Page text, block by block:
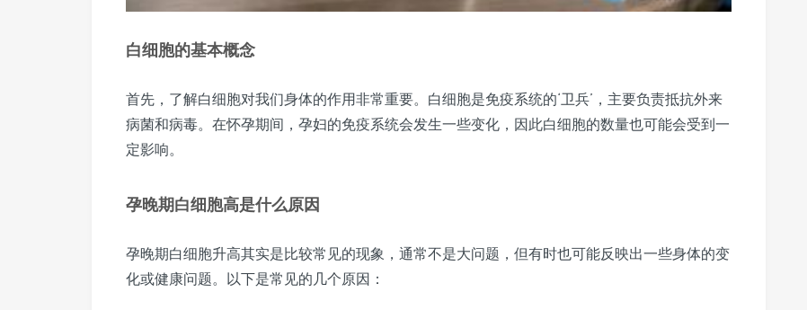
白细胞的基本概念
首先，了解白细胞对我们身体的作用非常重要。白细胞是免疫系统的‘卫兵’，主要负责抵抗外来
病菌和病毒。在怀孕期间，孕妇的免疫系统会发生一些变化，因此白细胞的数量也可能会受到一
定影响。
孕晚期白细胞高是什么原因
孕晚期白细胞升高其实是比较常见的现象，通常不是大问题，但有时也可能反映出一些身体的变
化或健康问题。以下是常见的几个原因：